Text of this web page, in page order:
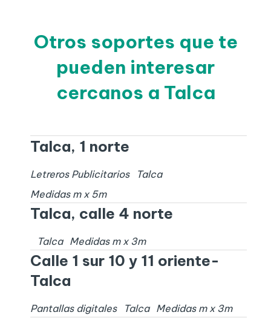
Otros soportes que te
pueden interesar
cercanos a Talca
Talca, 1 norte
Letreros Publicitarios
Talca
Medidas m x 5m
Talca, calle 4 norte
Talca Medidas m x 3m
Calle 1 sur 10 y 11 oriente-
Talca
Pantallas digitales Talca Medidas m x 3m